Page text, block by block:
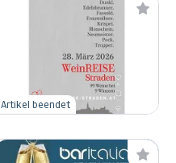
Artikel beendet